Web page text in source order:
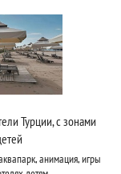
Турции, с зонами
анимация, игры